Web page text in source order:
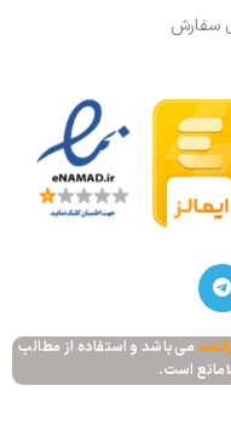
سفارش
می‌باشد و استفاده از مطالب
است.